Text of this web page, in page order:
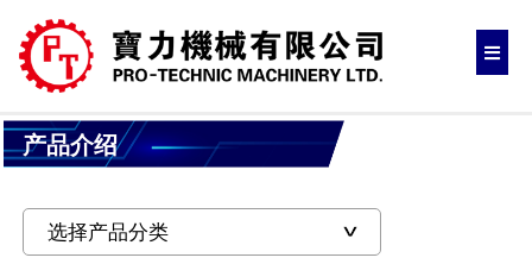
产品介绍